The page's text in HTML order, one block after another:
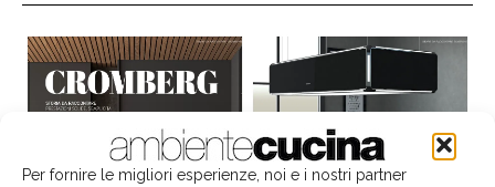
Per fornire le migliori esperienze, noi e i nostri partner